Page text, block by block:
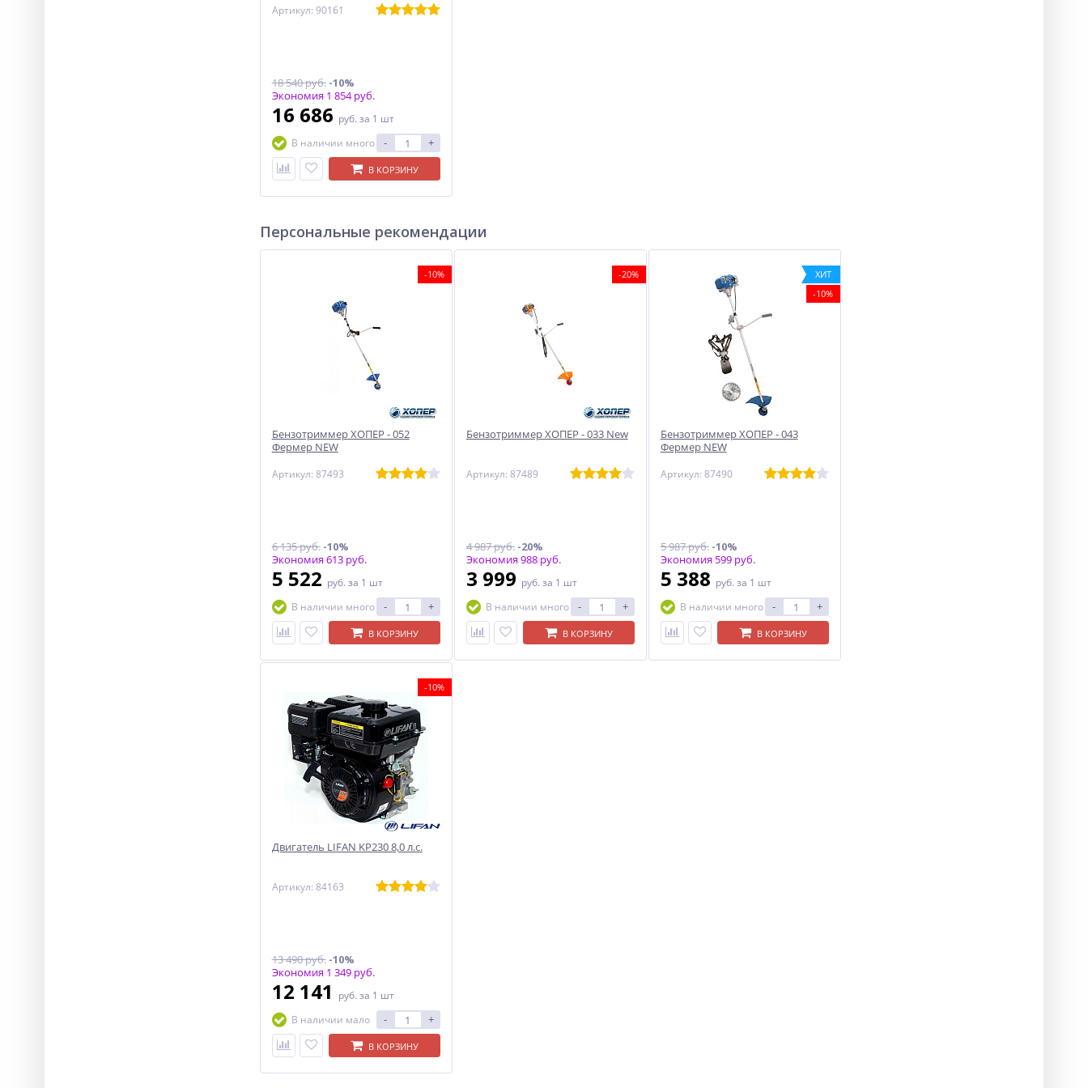
Артикул: 90161
18 540 руб.-10%
Экономия 1 854 руб.
16 686 руб. за 1 шт
В наличии много
- +
В КОРЗИНУ
Персональные рекомендации
-10%
Бензотриммер ХОПЕР - 052
Фермер NEW
Артикул: 87493
6 135 руб.-10%
Экономия 613 руб.
5 522 руб. за 1 шт
В наличии много
- +
В КОРЗИНУ
-20%
Бензотриммер ХОПЕР - 033 New
Артикул: 87489
4 987 руб.-20%
Экономия 988 руб.
3 999 руб. за 1 шт
В наличии много
- +
В КОРЗИНУ
ХИТ
-10%
Бензотриммер ХОПЕР - 043
Фермер NEW
Артикул: 87490
5 987 руб.-10%
Экономия 599 руб.
5 388 руб. за 1 шт
В наличии много
- +
В КОРЗИНУ
-10%
Двигатель LIFAN KP230 8,0 л.с.
Артикул: 84163
13 490 руб.-10%
Экономия 1 349 руб.
12 141 руб. за 1 шт
В наличии мало
- +
В КОРЗИНУ